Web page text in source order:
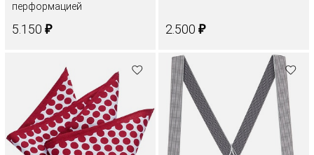
перформацией
5.150 ₽ 2.500 ₽